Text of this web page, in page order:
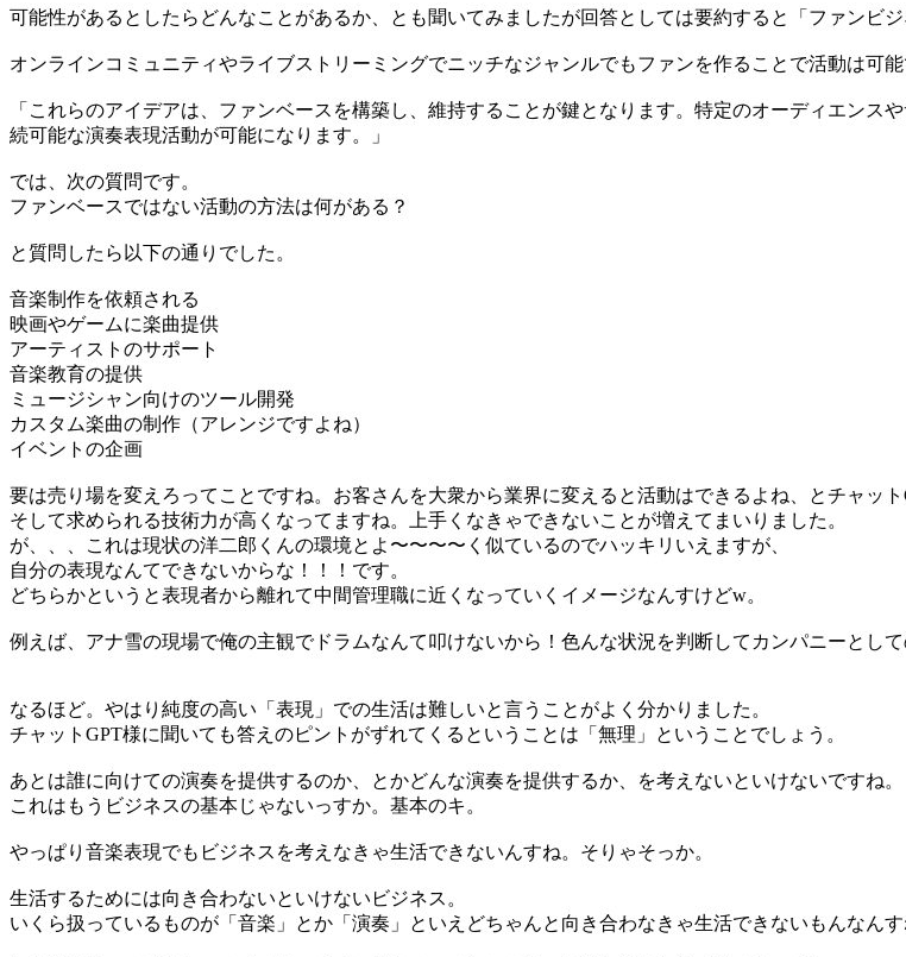
可能性があるとしたらどんなことがあるか、とも聞いてみましたが回答としては要約すると「ファンビジ
オンラインコミュニティやライブストリーミングでニッチなジャンルでもファンを作ることで活動は可
「これらのアイデアは、ファンベースを構築し、維持することが鍵となります。特定のオーディエン
続可能な演奏表現活動が可能になります。」
では、次の質問です。
ファンベースではない活動の方法は何がある？
と質問したら以下の通りでした。
音楽制作を依頼される
映画やゲームに楽曲提供
アーティストのサポート
音楽教育の提供
ミュージシャン向けのツール開発
カスタム楽曲の制作（アレンジですよね）
イベントの企画
要は売り場を変えろってことですね。お客さんを大衆から業界に変えると活動はできるよね、とチャット
そして求められる技術力が高くなってますね。上手くなきゃできないことが増えてまいりました。
が、、、これは現状の洋二郎くんの環境とよ〜〜〜〜く似ているのでハッキリいえますが、
自分の表現なんてできないからな！！！です。
どちらかというと表現者から離れて中間管理職に近くなっていくイメージなんすけどw。
例えば、アナ雪の現場で俺の主観でドラムなんて叩けないから！色んな状況を判断してカンパニーとし
なるほど。やはり純度の高い「表現」での生活は難しいと言うことがよく分かりました。
チャットGPT様に聞いても答えのピントがずれてくるということは「無理」ということでしょう。
あとは誰に向けての演奏を提供するのか、とかどんな演奏を提供するか、を考えないといけないですね。
これはもうビジネスの基本じゃないっすか。基本のキ。
やっぱり音楽表現でもビジネスを考えなきゃ生活できないんすね。そりゃそっか。
生活するためには向き合わないといけないビジネス。
いくら扱っているものが「音楽」とか「演奏」といえどちゃんと向き合わなきゃ生活できないもんなんす